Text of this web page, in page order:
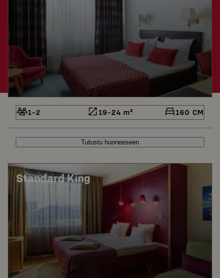
1-2 19-24 m² 160 CM
Tutustu huoneeseen
Standard King